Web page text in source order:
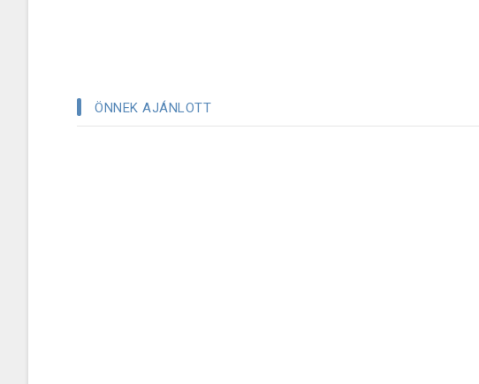
ÖNNEK AJÁNLOTT